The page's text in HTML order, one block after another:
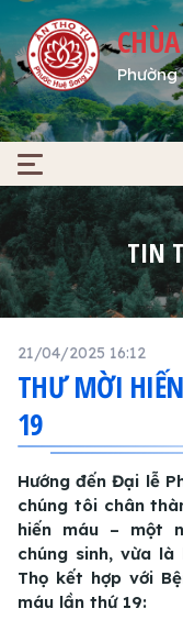
TIN
21/04/2025 16:12
THƯ MỜI
19
Hướng đến Đại lễ
chúng tôi chân
hiến máu – một
chúng sinh, vừa là
Thọ kết hợp với
máu lần thứ 19: